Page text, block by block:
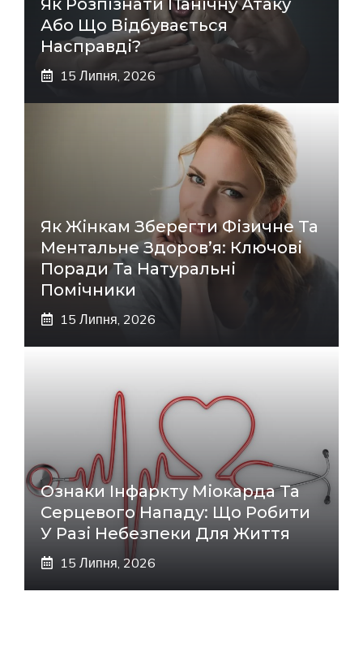
Або Що Відбувається
Насправді?
15 Липня, 2026
Як Жінкам Зберегти Фізичне Та
Ментальне Здоров’я: Ключові
Поради Та Натуральні
Помічники
15 Липня, 2026
Ознаки Інфаркту Міокарда Та
Серцевого Нападу: Що Робити
У Разі Небезпеки Для Життя
15 Липня, 2026